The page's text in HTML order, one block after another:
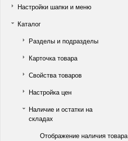
Настройки шапки и меню
Каталог
Разделы и подразделы
Карточка товара
Свойства товаров
Настройка цен
Наличие и остатки на
складах
Отображение наличия товара